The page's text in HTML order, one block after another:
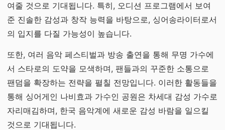
여줄 것으로 기대됩니다. 특히, 오디션 프로그램에서 보여
준 진솔한 감성과 창작 능력을 바탕으로, 싱어송라이터로서
의 입지를 다질 가능성이 높습니다.
또한, 여러 음악 페스티벌과 방송 출연을 통해 무명 가수에
서 스타로의 도약을 모색하며, 팬들과의 꾸준한 소통으로
팬덤을 확장하는 전략을 펼칠 전망입니다. 이러한 활동들을
통해 싱어게인 나비효과 가수인 공원은 차세대 감성 가수로
자리매김하며, 한국 음악계에 새로운 감성 바람을 일으킬
것으로 기대됩니다.